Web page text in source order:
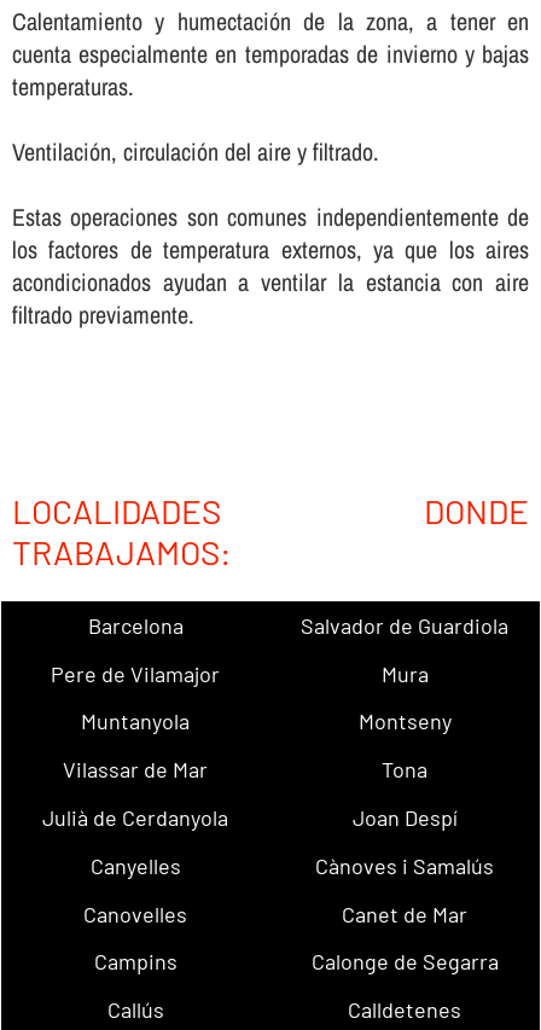
Calentamiento y humectación de la zona, a tener en
cuenta especialmente en temporadas de invierno y bajas
temperaturas.
Ventilación, circulación del aire y filtrado.
Estas operaciones son comunes independientemente de
los factores de temperatura externos, ya que los aires
acondicionados ayudan a ventilar la estancia con aire
filtrado previamente.
LOCALIDADES DONDE
TRABAJAMOS:
Barcelona
Salvador de Guardiola
Pere de Vilamajor
Mura
Muntanyola
Montseny
Vilassar de Mar
Tona
Julià de Cerdanyola
Joan Despí
Canyelles
Cànoves i Samalús
Canovelles
Canet de Mar
Campins
Calonge de Segarra
Callús
Calldetenes